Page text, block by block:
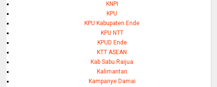
KNPI
KPU
KPU Kabupaten Ende
KPU NTT
KPUD Ende
KTT ASEAN
Kab Sabu Raijua
Kalimantan
Kampanye Damai